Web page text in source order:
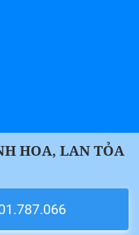
HOA, LAN TỎA